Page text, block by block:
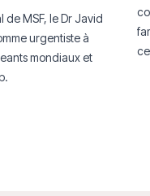
MSF, le Dr Javid
urgentiste à
mondiaux et